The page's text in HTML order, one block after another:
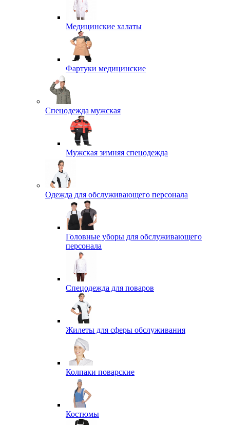
Медицинские халаты
Фартуки медицинские
Спецодежда мужская
Мужская зимняя спецодежда
Одежда для обслуживающего персонала
Головные уборы для обслуживающего
персонала
Спецодежда для поваров
Жилеты для сферы обслуживания
Колпаки поварские
Костюмы